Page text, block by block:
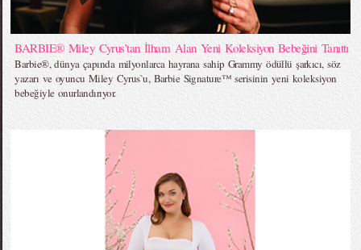
BARBIE® Miley Cyrus’tan İlham Alan Yeni Koleksiyon Bebeğini Tanıttı
Barbie®, dünya çapında milyonlarca hayrana sahip Grammy ödüllü şarkıcı, söz
yazarı ve oyuncu Miley Cyrus`u, Barbie Signature™ serisinin yeni koleksiyon
bebeğiyle onurlandırıyor.